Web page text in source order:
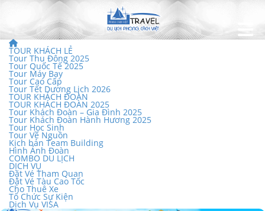
TOUR KHÁCH LẺ
Tour Thu Đông 2025
Tour Quốc Tế 2025
Tour Máy Bay
Tour Cao Cấp
Tour Tết Dương Lịch 2026
TOUR KHÁCH ĐOÀN
TOUR KHÁCH ĐOÀN 2025
Tour Khách Đoàn – Gia Đình 2025
Tour Khách Đoàn Hành Hương 2025
Tour Học Sinh
Tour Về Nguồn
Kịch bản Team Building
Hình Ảnh Đoàn
COMBO DU LỊCH
DỊCH VỤ
Đặt Vé Tham Quan
Đặt Vé Tàu Cao Tốc
Cho Thuê Xe
Tổ Chức Sự Kiện
Dịch Vụ VISA